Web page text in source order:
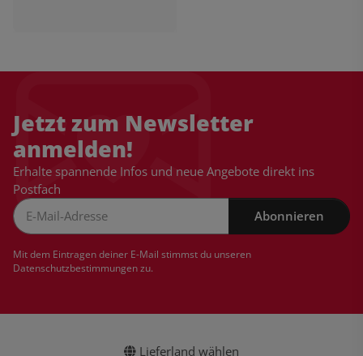
Jetzt zum Newsletter
anmelden!
Erhalte spannende Infos und neue Angebote direkt ins
Postfach
Abonnieren
Mit dem Eintragen deiner E-Mail stimmst du unseren
Datenschutzbestimmungenzu.
Lieferland wählen